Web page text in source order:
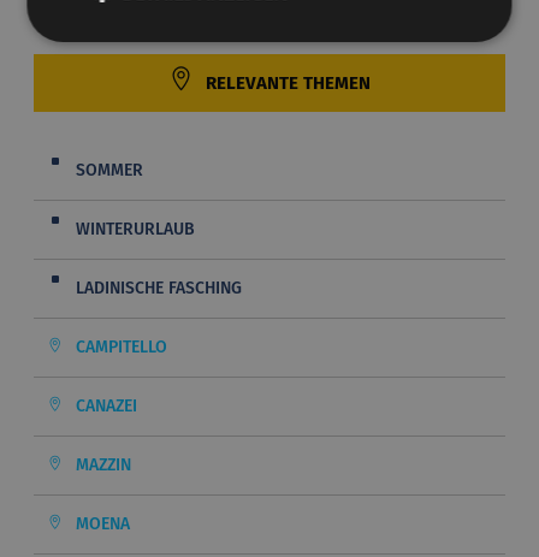
RELEVANTE THEMEN
SOMMER
WINTERURLAUB
LADINISCHE FASCHING
CAMPITELLO
CANAZEI
MAZZIN
MOENA